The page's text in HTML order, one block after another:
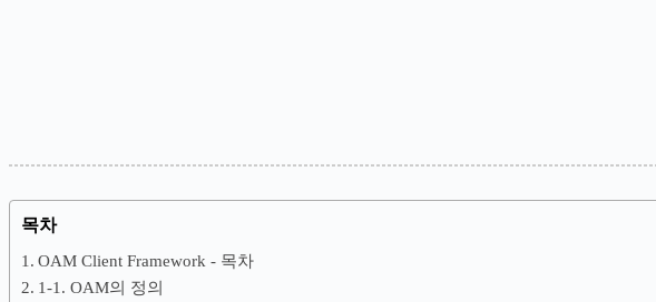
목차
OAM Client Framework - 목차
1-1. OAM의 정의